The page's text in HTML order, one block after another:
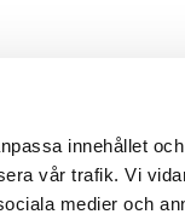
innehållet
vår trafik. Vi
medier och